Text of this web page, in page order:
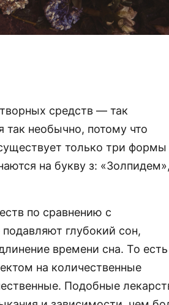
средств — так
необычно, потому что
только три формы
на букву з: «Золпидем»,
по сравнению с
глубокий сон,
времени сна. То
на количественные
Подобные